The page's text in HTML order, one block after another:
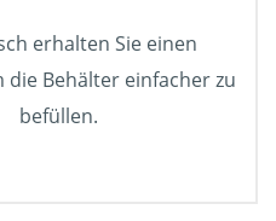
erhalten Sie einen
die Behälter einfacher zu
befüllen.